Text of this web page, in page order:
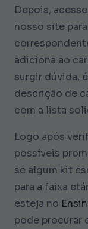
Depois,
nosso site
adiciona ao
surgir dúvida,
descrição de
com a lista
Logo após
possíveis
se algum kit
para a faixa
esteja no
pode procurar